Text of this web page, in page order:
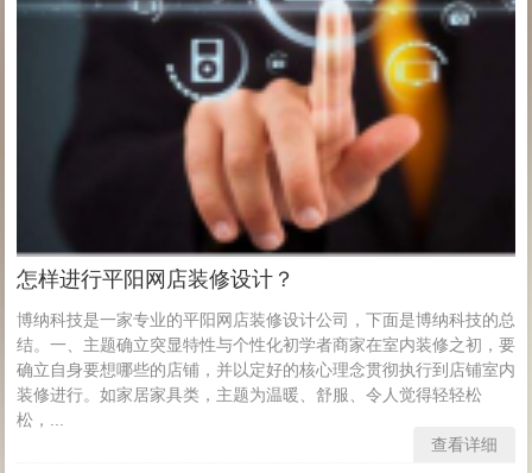
怎样进行平阳网店装修设计？
博纳科技是一家专业的平阳网店装修设计公司，下面是博纳科技的总
结。一、主题确立突显特性与个性化初学者商家在室内装修之初，要
确立自身要想哪些的店铺，并以定好的核心理念贯彻执行到店铺室内
装修进行。如家居家具类，主题为温暖、舒服、令人觉得轻轻松
松，...
查看详细